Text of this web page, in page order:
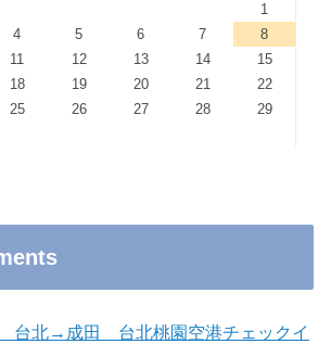
1
4 5 6 7
8
11 12 13 14
15
18 19 20 21
22
25 26 27 28
29
台北→成田 台北桃園空港チェックイ